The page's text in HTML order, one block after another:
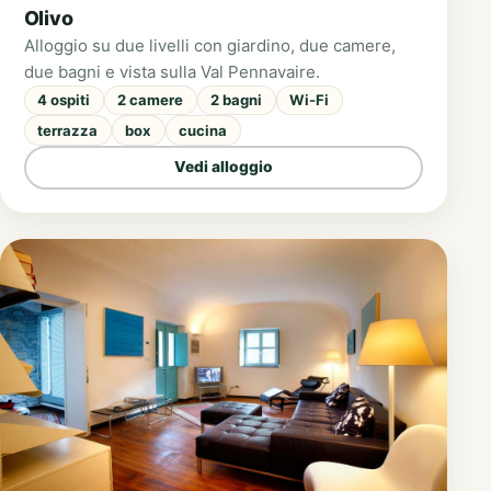
Olivo
Alloggio su due livelli con giardino, due camere,
due bagni e vista sulla Val Pennavaire.
4 ospiti 2 camere 2 bagni
Wi-Fi
terrazza
box cucina
Vedi alloggio